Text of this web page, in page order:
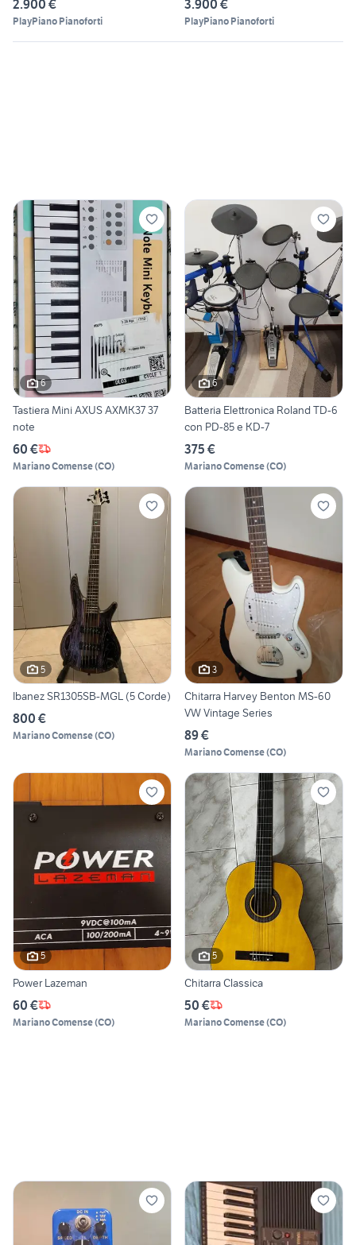
2.900 €
PlayPiano Pianoforti
3.900 €
PlayPiano Pianoforti
6
Tastiera Mini AXUS AXMK37 37
note
60 €
Mariano Comense(CO)
6
Batteria Elettronica Roland TD-6
con PD-85 e KD-7
375 €
Mariano Comense(CO)
5
Ibanez SR1305SB-MGL (5 Corde)
800 €
Mariano Comense(CO)
3
Chitarra Harvey Benton MS-60
VW Vintage Series
89 €
Mariano Comense(CO)
5
Power Lazeman
60 €
Mariano Comense(CO)
5
Chitarra Classica
50 €
Mariano Comense(CO)